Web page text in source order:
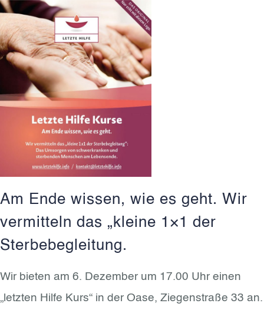
Am Ende wissen, wie es geht. Wir
vermitteln das „kleine 1×1 der
Sterbebegleitung.
Wir bieten am 6. Dezember um 17.00 Uhr einen
„letzten Hilfe Kurs“ in der Oase, Ziegenstraße 33 an.